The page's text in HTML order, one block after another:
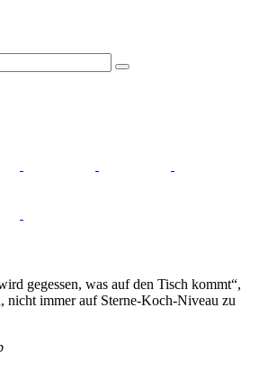
gegessen, was auf den Tisch kommt“,
nicht immer auf Sterne-Koch-Niveau zu